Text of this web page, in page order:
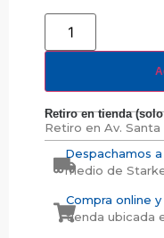
Retiro en tienda
Retiro en Av.
Despachamos
medio de
Compra online
tienda ubicada